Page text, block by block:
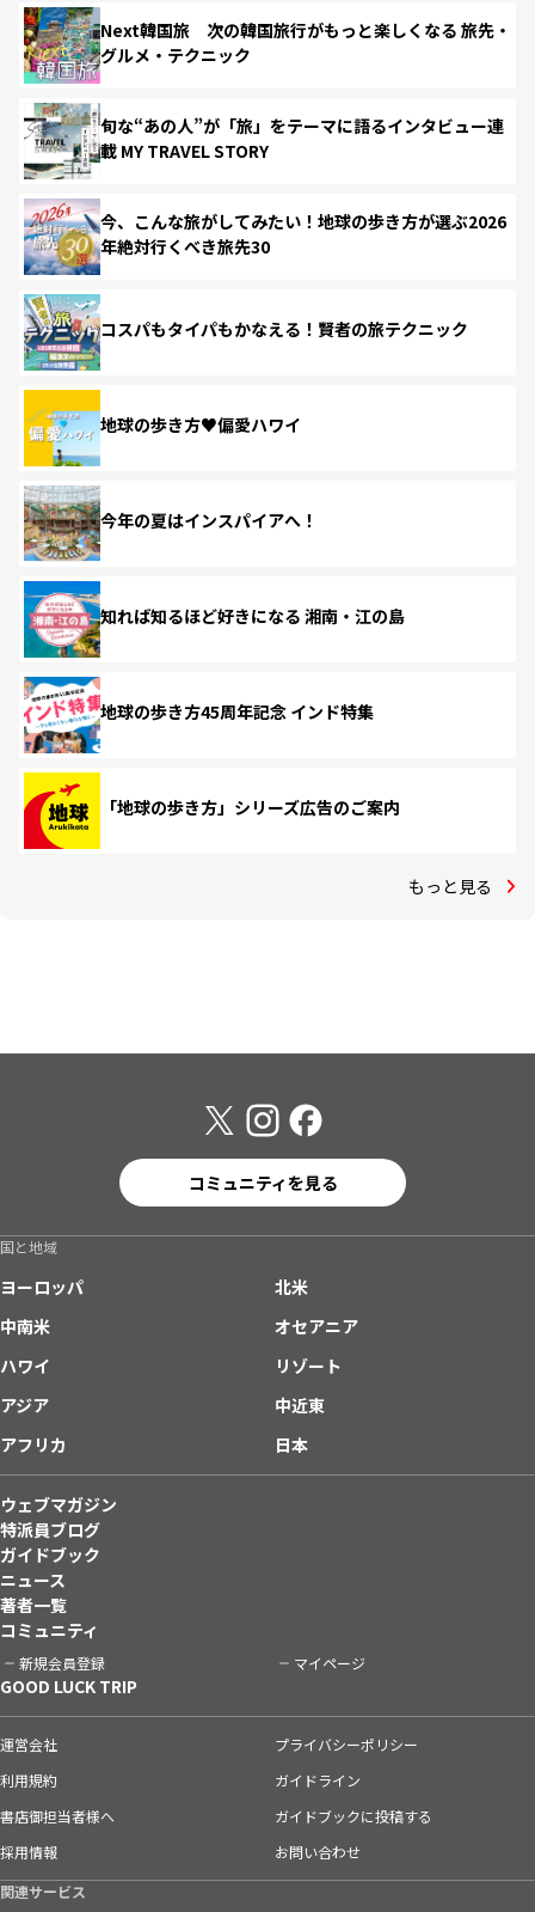
Next韓国旅 次の韓国旅行がもっと楽しくなる 旅先・
グルメ・テクニック
旬な“あの人”が「旅」をテーマに語るインタビュー連
載 MY TRAVEL STORY
今、こんな旅がしてみたい！地球の歩き方が選ぶ2026
年絶対行くべき旅先30
コスパもタイパもかなえる！賢者の旅テクニック
地球の歩き方♥偏愛ハワイ
今年の夏はインスパイアへ！
知れば知るほど好きになる 湘南・江の島
地球の歩き方45周年記念 インド特集
「地球の歩き方」シリーズ広告のご案内
もっと見る
コミュニティを見る
国と地域
ヨーロッパ
北米
中南米
オセアニア
ハワイ
リゾート
アジア
中近東
アフリカ
日本
ウェブマガジン
特派員ブログ
ガイドブック
ニュース
著者一覧
コミュニティ
新規会員登録 マイページ
GOOD LUCK TRIP
運営会社
プライバシーポリシー
利用規約
ガイドライン
書店御担当者様へ
ガイドブックに投稿する
採用情報
お問い合わせ
関連サービス